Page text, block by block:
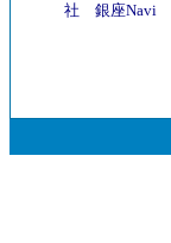
社
銀座Navi